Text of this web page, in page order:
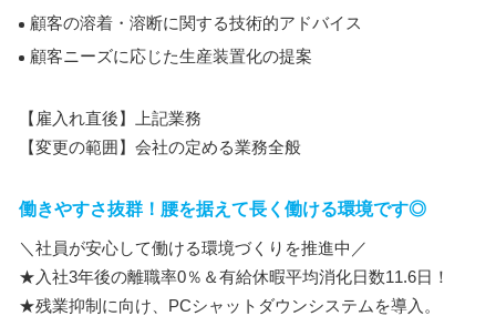
顧客の溶着・溶断に関する技術的アドバイス
顧客ニーズに応じた生産装置化の提案
【雇入れ直後】上記業務
【変更の範囲】会社の定める業務全般
働きやすさ抜群！腰を据えて長く働ける環境です◎
＼社員が安心して働ける環境づくりを推進中／
★入社3年後の離職率0％＆有給休暇平均消化日数11.6日！
★残業抑制に向け、PCシャットダウンシステムを導入。